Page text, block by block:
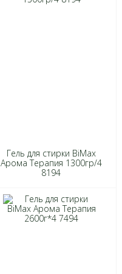
Гель для стирки BiMax
Арома Терапия 1300гр/4
8194